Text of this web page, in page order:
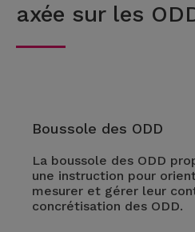
axée sur les
Boussole des ODD
La boussole des ODD
une instruction pour
mesurer et gérer leur
concrétisation des ODD.